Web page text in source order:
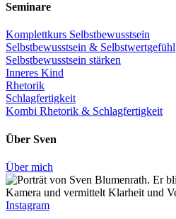
Seminare
Komplettkurs Selbstbewusstsein
Selbstbewusstsein & Selbstwertgefühl
Selbstbewusstsein stärken
Inneres Kind
Rhetorik
Schlagfertigkeit
Kombi Rhetorik & Schlagfertigkeit
Über Sven
Über mich
Instagram